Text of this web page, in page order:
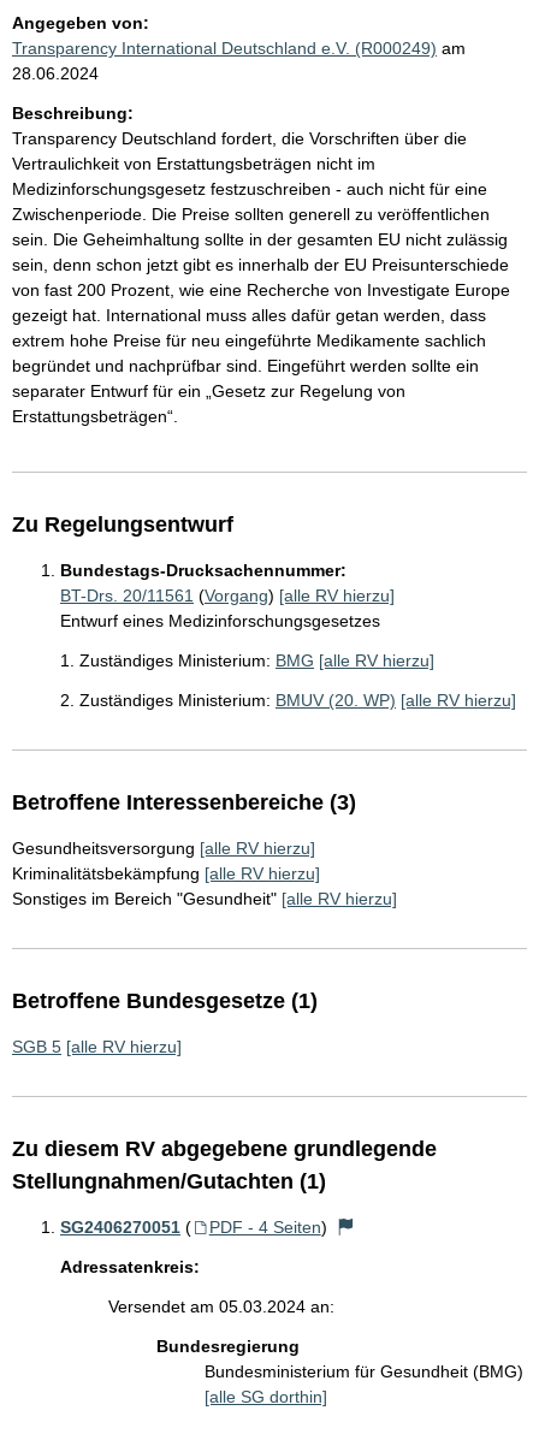
Angegeben von:
Transparency International Deutschland e.V. (R000249) am
28.06.2024
Beschreibung:
Transparency Deutschland fordert, die Vorschriften über die
Vertraulichkeit von Erstattungsbeträgen nicht im
Medizinforschungsgesetz festzuschreiben - auch nicht für eine
Zwischenperiode. Die Preise sollten generell zu veröffentlichen
sein. Die Geheimhaltung sollte in der gesamten EU nicht zulässig
sein, denn schon jetzt gibt es innerhalb der EU Preisunterschiede
von fast 200 Prozent, wie eine Recherche von Investigate Europe
gezeigt hat. International muss alles dafür getan werden, dass
extrem hohe Preise für neu eingeführte Medikamente sachlich
begründet und nachprüfbar sind. Eingeführt werden sollte ein
separater Entwurf für ein „Gesetz zur Regelung von
Erstattungsbeträgen“.
Zu Regelungsentwurf
Bundestags-Drucksachennummer:
BT-Drs. 20/11561 (Vorgang) [alle RV hierzu]
Entwurf eines Medizinforschungsgesetzes
1. Zuständiges Ministerium: BMG [alle RV hierzu]
2. Zuständiges Ministerium: BMUV (20. WP) [alle RV hierzu]
Betroffene Interessenbereiche (3)
Gesundheitsversorgung [alle RV hierzu]
Kriminalitätsbekämpfung [alle RV hierzu]
Sonstiges im Bereich "Gesundheit" [alle RV hierzu]
Betroffene Bundesgesetze (1)
SGB 5 [alle RV hierzu]
Zu diesem RV abgegebene grundlegende
Stellungnahmen/Gutachten (1)
SG2406270051 ( PDF - 4 Seiten)
Adressatenkreis:
Versendet am 05.03.2024 an:
Bundesregierung
Bundesministerium für Gesundheit (BMG)
[alle SG dorthin]